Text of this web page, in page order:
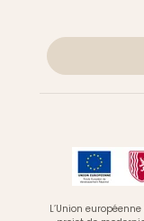
L’Union